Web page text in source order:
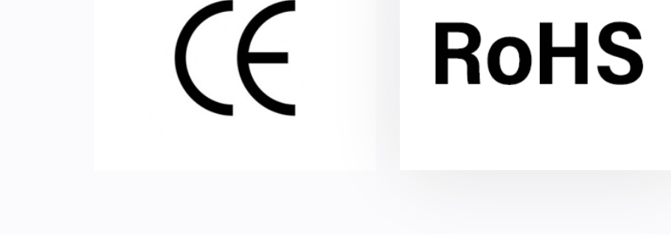
Сертификат CE
Изделие соответствует основным
требованиям директив Европейского
союза и его гармонизированным
стандартам.
соответствие товаров директиве
Restriction of Hazardous Substances,
которая действует с 2006 года и